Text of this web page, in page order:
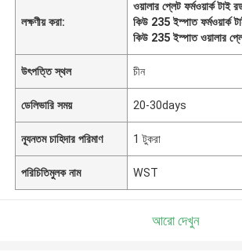
লক্ষণীয় করা:
ওয়ালার প্লেট ফর্মওয়ার্ক টাই
কিউ 235 ইস্পাত ফর্মওয়ার্ক
কিউ 235 ইস্পাত ওয়ালার
উৎপত্তি স্থল চীন
ডেলিভারি সময় 20-30days
ন্যূনতম চাহিদার পরিমাণ 1 টুকরা
পরিচিতিমুলক নাম WST
আরো দেখুন